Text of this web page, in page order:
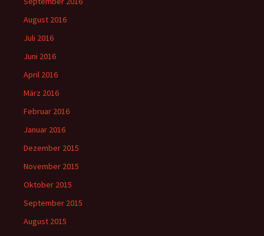
August 2016
Juli 2016
Juni 2016
April 2016
März 2016
Februar 2016
Januar 2016
Dezember 2015
November 2015
Oktober 2015
September 2015
August 2015